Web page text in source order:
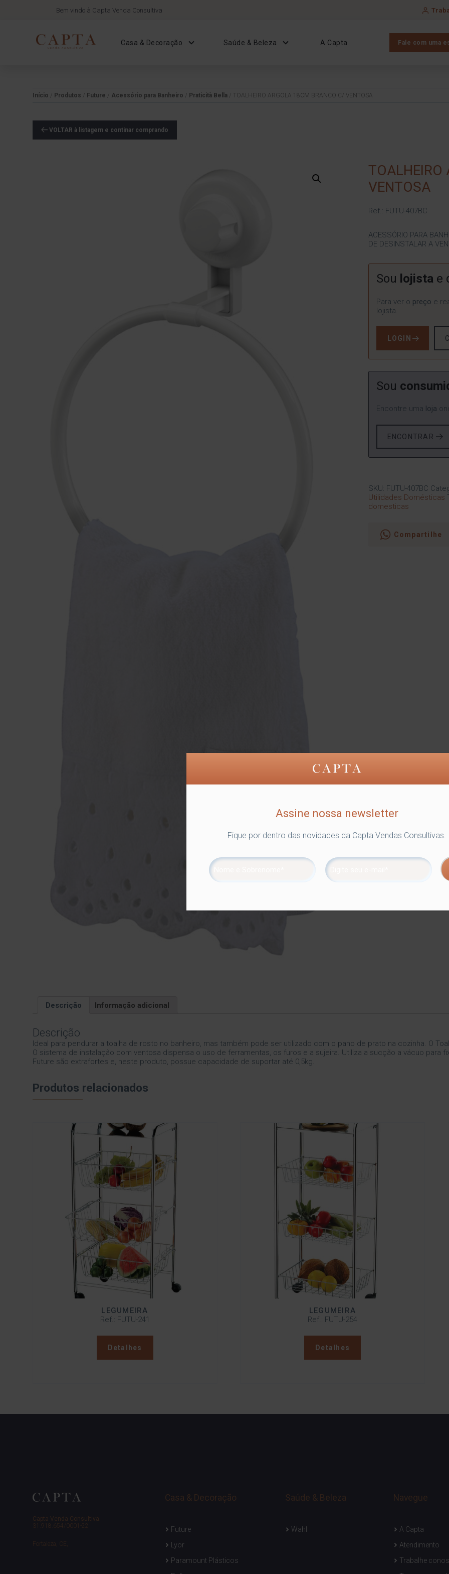
Bem vindo à Capta Venda Consultiva
Casa & Decoração Saúde & Beleza A Capta Fale com uma
Início Produtos Future Acessório para Banheiro Praticità Bella/ TOALHEIRO ARGOLA 18CM BRANCO C/ VENTOSA
VOLTAR à listagem e continar comprando
TOALHEIRO
VENTOSA
Ref.: FUTU-407BC
ACESSÓRIO PARA
DE DESINSTALAR A
Sou lojista e
Para ver o preço e
lojista.
LOGIN
Sou
Encontre uma loja
ENCONTRAR
SKU: FUTU-407BC
Utilidades Domésticas
domesticas
Compartilhe
Descrição Informação adicional
Descrição
Ideal para pendurar a toalha de rosto no banheiro, mas também pode ser utilizado com o pano de prato na cozinha. O
O sistema de instalação com ventosa dispensa o uso de ferramentas, os furos e a sujeira. Utiliza a sucção a vácuo para
Future são extrafortes e, neste produto, possue capacidade de suportar até 0,5kg.
Produtos relacionados
LEGUMEIRA
Ref.: FUTU-241
Detalhes
LEGUMEIRA
Ref.: FUTU-254
Detalhes
Capta Venda Consultiva.
31.918.654/0001-22
Fortaleza, CE,
Casa & Decoração
Future
Lyor
Paramount Plásticos
Saúde & Beleza
Wahl
Navegue
A Capta
Atendimento
Trabalhe
Assine nossa newsletter
Fique por dentro das novidades da Capta Vendas Consultivas.